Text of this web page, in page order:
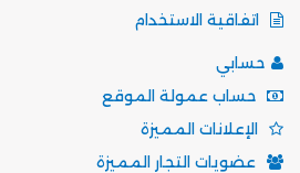
اتفاقية الاستخدام
حسابي
حساب عمولة الموقع
الإعلانات المميزة
عضويات التجار المميزة